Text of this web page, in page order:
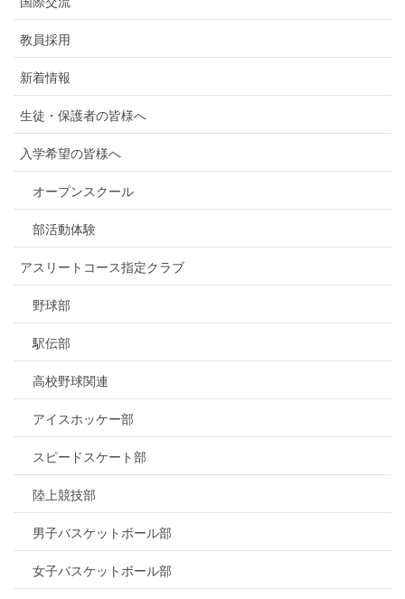
教員採用
新着情報
生徒・保護者の皆様へ
入学希望の皆様へ
オープンスクール
部活動体験
アスリートコース指定クラブ
野球部
駅伝部
高校野球関連
アイスホッケー部
スピードスケート部
陸上競技部
男子バスケットボール部
女子バスケットボール部